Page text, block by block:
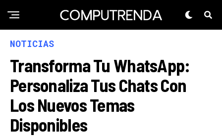
NOTICIAS
Transforma Tu WhatsApp:
Personaliza Tus Chats Con
Los Nuevos Temas
Disponibles